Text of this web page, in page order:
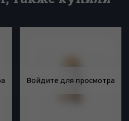
Войдите для просмотра